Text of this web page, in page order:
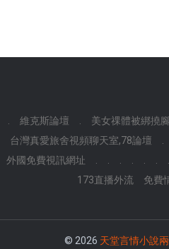
維克斯論壇 美女祼體被綁撓
台灣真愛旅舍視頻聊天室,78論壇
外國免費視訊網址
173直播外流
免費
© 2026 天堂言情小說